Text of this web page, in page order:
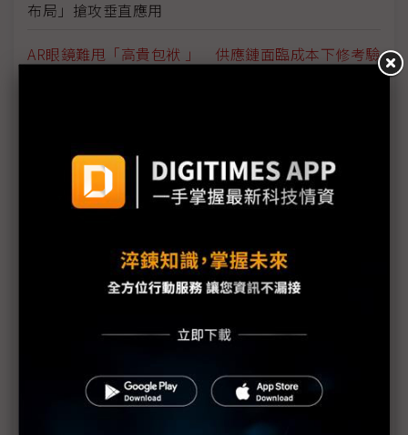
布局」搶攻垂直應用
AR眼鏡難甩「高貴包袱 」 供應鏈面臨成本下修考驗
智慧眼鏡處理器薑是老的辣 高通、聯發科與蘋果各
Meta縮減XR版圖背後的戰略反思與未來押注
Vivo終止開發的啟示 智慧眼鏡三大壁壘
光波導技術邁入深水區 台廠精密光學迎來新成長曲